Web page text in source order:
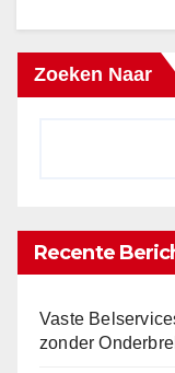
Zoeken Naar
Recente
Vaste
zonder